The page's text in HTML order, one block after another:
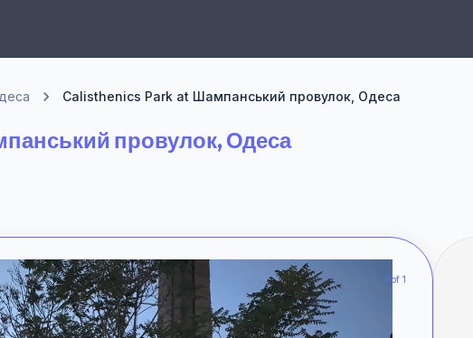
Calisthenics Park at Шампанський провулок, Одеса
провулок, Одеса
1 of 1